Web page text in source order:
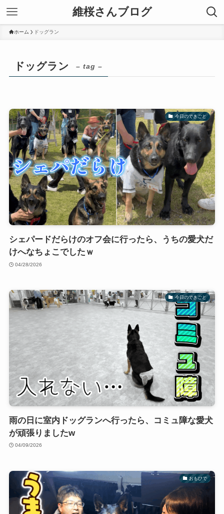
維桜さんブログ
ホーム ドッグラン
ドッグラン – tag –
今日のできごと
シェパードだらけのオフ会に行ったら、うちの愛犬だ
けへなちょこでしたｗ
04/28/2026
今日のできごと
雨の日に室内ドッグランへ行ったら、コミュ障な愛犬
が頑張りましたw
04/09/2026
おもひで